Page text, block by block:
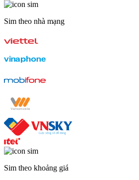
Sim theo nhà mạng
Sim theo khoảng giá